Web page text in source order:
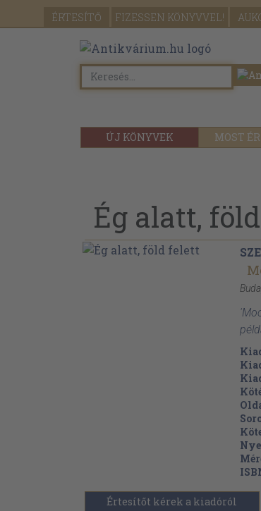
ÉRTESÍTŐ FIZESSEN KÖNYVVEL!
ÚJ KÖNYVEK MOST
Ég alatt,
Értesítőt kérek a kiadóról